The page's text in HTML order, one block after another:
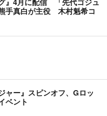
手真白が主役 木村魁希コ
ャー』スピンオフ、Gロッ
ベント